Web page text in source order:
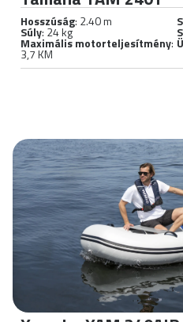
Hosszúság: 2.40 m
Súly: 24 kg
Maximális motorteljesítmény:
3,7 KM